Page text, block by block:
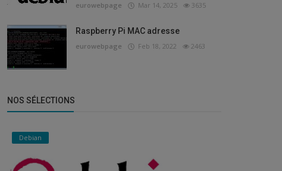
eurowebpage Feb 6, 2022 1732
eurowebpage Mar 14, 2025 3635
Raspberry Pi MAC adresse
eurowebpage Feb 18, 2022 2463
NOS SÉLECTIONS
Debian